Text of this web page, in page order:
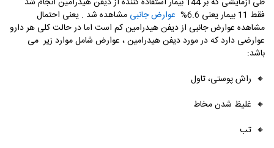
فقط 11 بیمار یعنی 6.6%
عوارض جانبی مشاهده شد . یعنی احتمال
مشاهده عوارض جانبی از دیفن هیدرامین کم است اما در حالت کلی هر دارو
عوارضی دارد که در مورد دیفن هیدرامین ، عوارض شامل موارد زیر می
باشد:
🔸 راش پوستی، تاول
🔸 غلیظ شدن مخاط
🔸 تب